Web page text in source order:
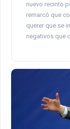
nuevo recinto
remarcó que
querer que se
negativos que